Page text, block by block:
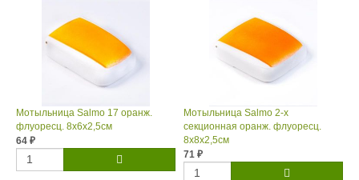
Мотыльница Salmo 17 оранж.
флуоресц. 8x6x2,5см
64 ₽
Мотыльница Salmo 2-х
секционная оранж. флуоресц.
8x8x2,5см
71 ₽